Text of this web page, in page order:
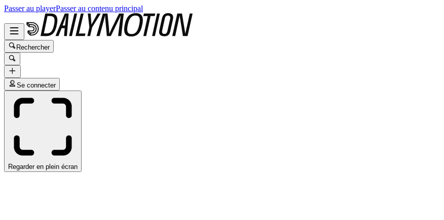
Passer au playerPasser au contenu principal
Rechercher
Se connecter
Regarder en plein écran